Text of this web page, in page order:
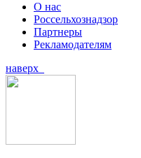
О нас
Россельхознадзор
Партнеры
Рекламодателям
наверх